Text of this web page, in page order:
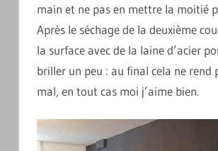
main et ne pas en mettre la moitié
Après le séchage de la deuxième
la surface avec de la laine d’acier
briller un peu : au final cela ne rend
mal, en tout cas moi j’aime bien.